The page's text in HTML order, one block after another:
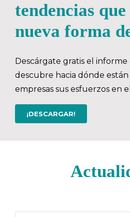
tendencias
nueva forma
Descárgate gratis el
descubre hacia dónde
empresas sus esfuerzos en
¡DESCARGAR!